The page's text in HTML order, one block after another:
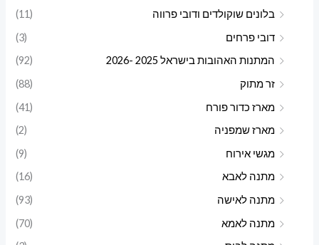
בלונים שוקולדים ודובי פרווה
(11)
דובי פרחים
(3)
המתנות האהובות בישראל 2025 -2026
(92)
זר מתוק
(88)
מארז כדור פורח
(41)
מארז שמפניה
(2)
מגשי אירוח
(9)
מתנה לאבא
(16)
מתנה לאישה
(93)
מתנה לאמא
(70)